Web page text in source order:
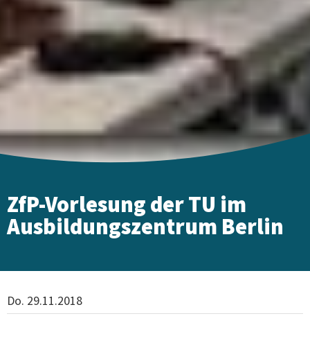
ZfP-Vorlesung der TU im
Ausbildungszentrum Berlin
Do. 29.11.2018